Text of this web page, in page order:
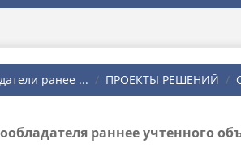
ранее ... ПРОЕКТЫ РЕШЕНИЙ
раннее учтенного